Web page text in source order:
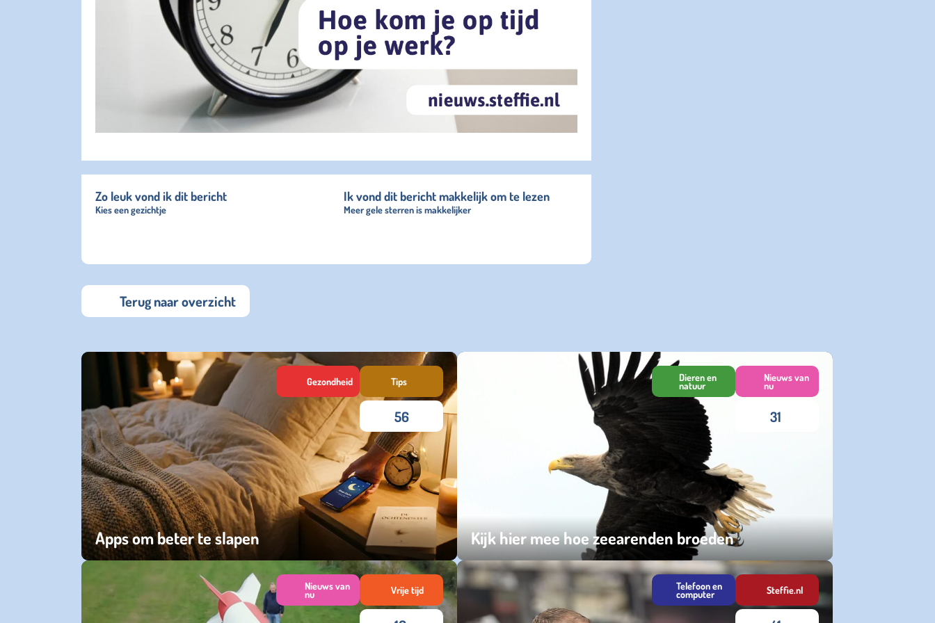
Zo leuk vond ik dit bericht
Kies een gezichtje
Ik vond dit bericht makkelijk om te lezen
Meer gele sterren is makkelijker
Terug naar overzicht
Apps om beter te slapen
zondag 26 juli 2026
Gezondheid Tips
56
Kijk hier mee hoe zeearenden broeden
zondag 08 maart 2026
Dieren en
natuur
Nieuws van
nu
31
Nieuws van
nu Vrije tijd Telefoon en
computer Steffie.nl